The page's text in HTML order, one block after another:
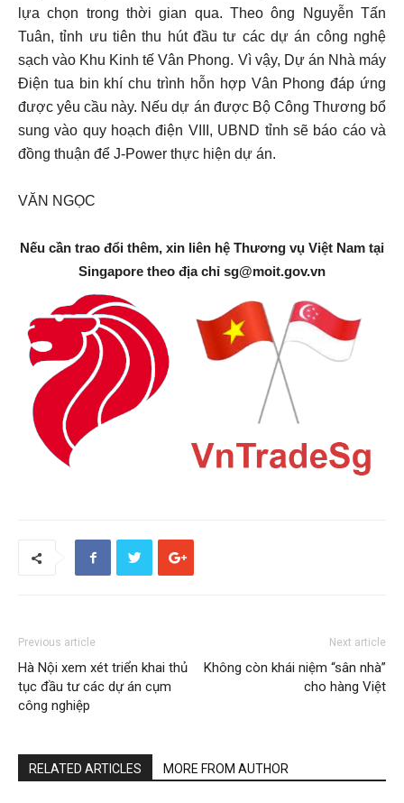
lựa chọn trong thời gian qua. Theo ông Nguyễn Tấn
Tuân, tỉnh ưu tiên thu hút đầu tư các dự án công nghệ
sạch vào Khu Kinh tế Vân Phong. Vì vậy, Dự án Nhà máy
Điện tua bin khí chu trình hỗn hợp Vân Phong đáp ứng
được yêu cầu này. Nếu dự án được Bộ Công Thương bổ
sung vào quy hoạch điện VIII, UBND tỉnh sẽ báo cáo và
đồng thuận để J-Power thực hiện dự án.
VĂN NGỌC
Nếu cần trao đổi thêm, xin liên hệ Thương vụ Việt Nam tại
Singapore theo địa chỉ sg@moit.gov.vn
Previous article
Hà Nội xem xét triển khai thủ
tục đầu tư các dự án cụm
công nghiệp
Next article
Không còn khái niệm “sân nhà”
cho hàng Việt
RELATED ARTICLES MORE FROM AUTHOR